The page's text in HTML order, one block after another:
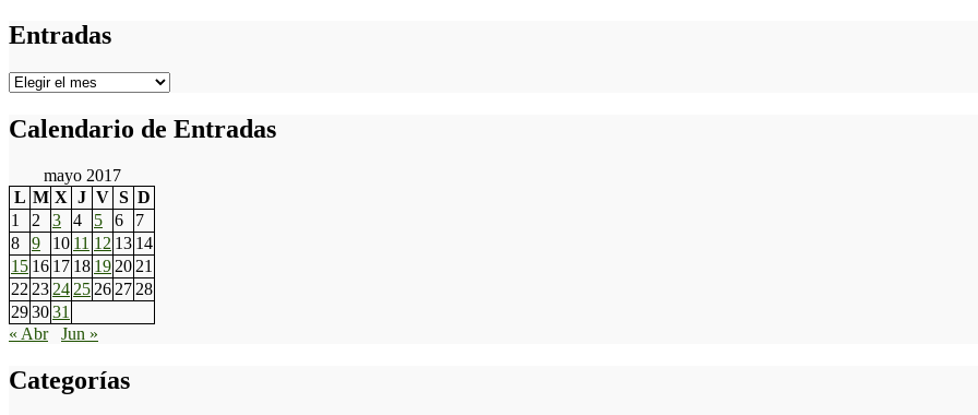
Entradas
Entradas
Calendario de Entradas
mayo 2017
L M X J V S D
1
2 3 4 5 6
7
8
9 10 11 12 13 14
15 16 17 18 19 20 21
22 23 24 25 26 27 28
293031
« Abr
Jun »
Categorías